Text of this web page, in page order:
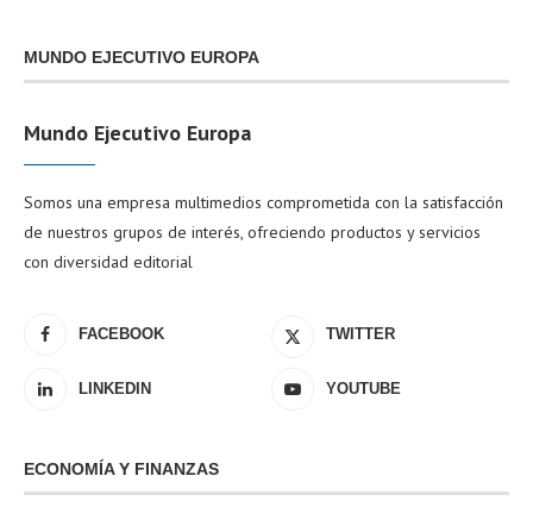
MUNDO EJECUTIVO EUROPA
Mundo Ejecutivo Europa
Somos una empresa multimedios comprometida con la satisfacción
de nuestros grupos de interés, ofreciendo productos y servicios
con diversidad editorial
FACEBOOK TWITTER
LINKEDIN YOUTUBE
ECONOMÍA Y FINANZAS